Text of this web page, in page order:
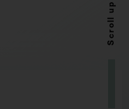
Scroll up